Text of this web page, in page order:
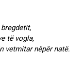
të vogla,
vetmitar nëpër natë.